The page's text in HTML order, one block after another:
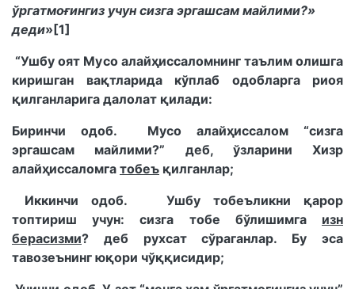
ўргатмоғингиз учун сизга эргашсам майлими?»
деди»[1]
“Ушбу оят Мусо алайҳиссаломнинг таълим олишга
киришган вақтларида кўплаб одобларга риоя
қилганларига далолат қилади:
Биринчи одоб. Мусо алайҳиссалом “сизга
эргашсам майлими?” деб, ўзларини Хизр
алайҳиссаломга тобеъ қилганлар;
Иккинчи одоб. Ушбу тобеъликни қарор
топтириш учун: сизга тобе бўлишимга изн
берасизми? деб рухсат сўраганлар. Бу эса
тавозеънинг юқори чўққисидир;